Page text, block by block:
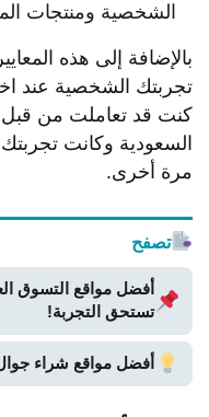
الشخصية ومنتجات
بالإضافة إلى هذه
تجربتك الشخصية عند
كنت قد تعاملت من
السعودية وكانت تجربتك
مرة أخرى.
تصفح
أفضل مواقع التسوق
تستحق التجربة!
أفضل مواقع شراء